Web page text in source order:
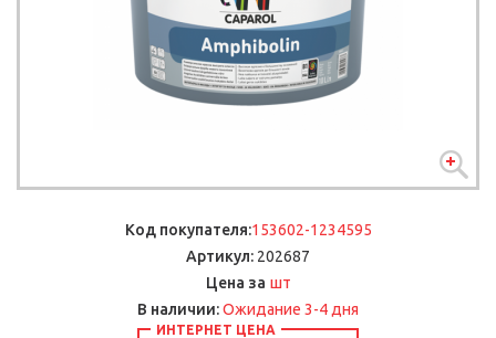
Код покупателя:153602-1234595
Артикул: 202687
Цена за шт
В наличии:Ожидание 3-4 дня
ИНТЕРНЕТ ЦЕНА